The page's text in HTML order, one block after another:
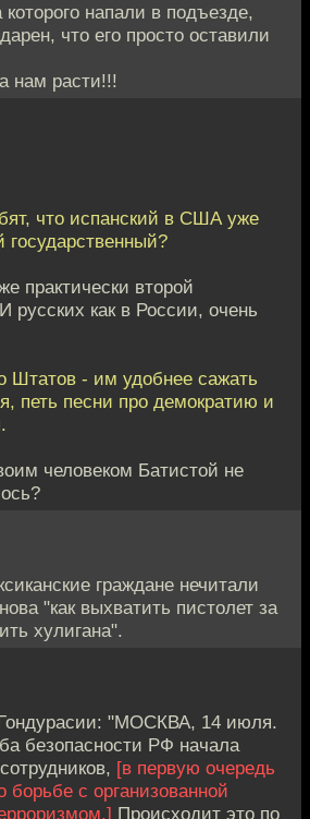
напали в подъезде,
что его просто оставили
нам расти!!!
что испанский в США уже
государственный?
практически второй
русских как в России, очень
Штатов - им удобнее сажать
петь песни про демократию и
человеком Батистой не
граждане нечитали
"как выхватить пистолет за
хулигана".
"МОСКВА, 14 июля.
безопасности РФ начала
[в первую очередь
с организованной
Происходит это по